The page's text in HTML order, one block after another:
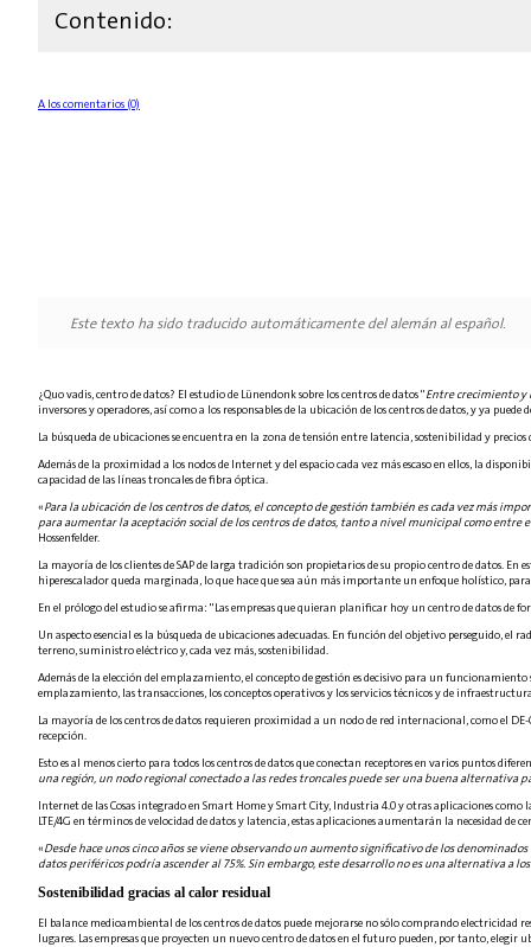
Contenido:
A los comentarios (0)
Este texto ha sido traducido automáticamente del alemán al español.
¿Quo vadis, centro de datos? El estudio de Lünendonk sobre los centros de datos "Entre crecimiento y
inversores y operadores, así como a los responsables de la ubicación de los centros de datos, y ya
La búsqueda de ubicaciones se encuentra en la zona de tensión entre latencia, sostenibilidad y
Además de la proximidad a los nodos de Internet y del espacio cada vez más escaso en ellos, la
capacidad de las líneas troncales de fibra óptica.
«Para la ubicación de los centros de datos, el concepto de gestión también es cada vez más
para aumentar la aceptación social de los centros de datos, tanto a nivel municipal como
Hossenfelder.
La mayoría de los clientes de SAP de larga tradición son propietarios de su propio centro de datos.
hiperescalador queda marginada, lo que hace que sea aún más importante un enfoque holístico,
En el prólogo del estudio se afirma: "Las empresas que quieran planificar hoy un centro de datos
Un aspecto esencial es la búsqueda de ubicaciones adecuadas. En función del objetivo perseguido,
terreno, suministro eléctrico y, cada vez más, sostenibilidad.
Además de la elección del emplazamiento, el concepto de gestión es decisivo para un
emplazamiento, las transacciones, los conceptos operativos y los servicios técnicos y de
La mayoría de los centros de datos requieren proximidad a un nodo de red internacional, como el
recepción.
Esto es al menos cierto para todos los centros de datos que conectan receptores en varios puntos
una región, un nodo regional conectado a las redes troncales puede ser una buena alternativa
Internet de las Cosas integrado en Smart Home y Smart City, Industria 4.0 y otras aplicaciones
LTE/4G en términos de velocidad de datos y latencia, estas aplicaciones aumentarán la necesidad de
«Desde hace unos cinco años se viene observando un aumento significativo de los
datos periféricos podría ascender al 75%. Sin embargo, este desarrollo no es una alternativa a
Sostenibilidad gracias al calor residual
El balance medioambiental de los centros de datos puede mejorarse no sólo comprando
lugares. Las empresas que proyecten un nuevo centro de datos en el futuro pueden, por tanto,